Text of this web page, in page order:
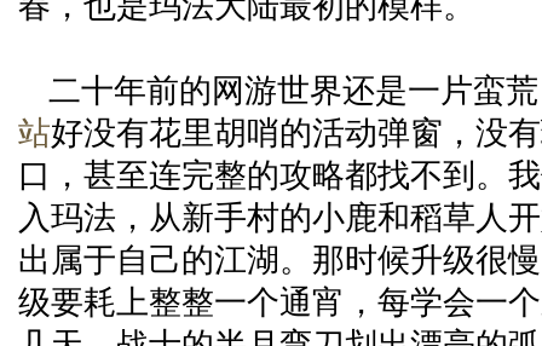
二十年前的网游世界还是一片蛮
站好没有花里胡哨的活动弹窗，没
口，甚至连完整的攻略都找不到。
入玛法，从新手村的小鹿和稻草人
出属于自己的江湖。那时候升级很
级要耗上整整一个通宵，每学会一